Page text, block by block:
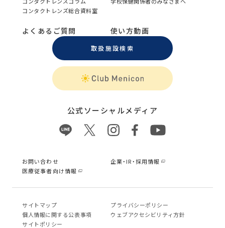
コンタクトレンズ総合資料室
よくあるご質問 使い方動画
取扱施設検索
公式ソーシャルメディア
お問い合わせ
企業・IR・採用情報
医療従事者向け情報
サイトマップ
プライバシーポリシー
個⼈情報に関する公表事項
ウェブアクセシビリティ方針
サイトポリシー